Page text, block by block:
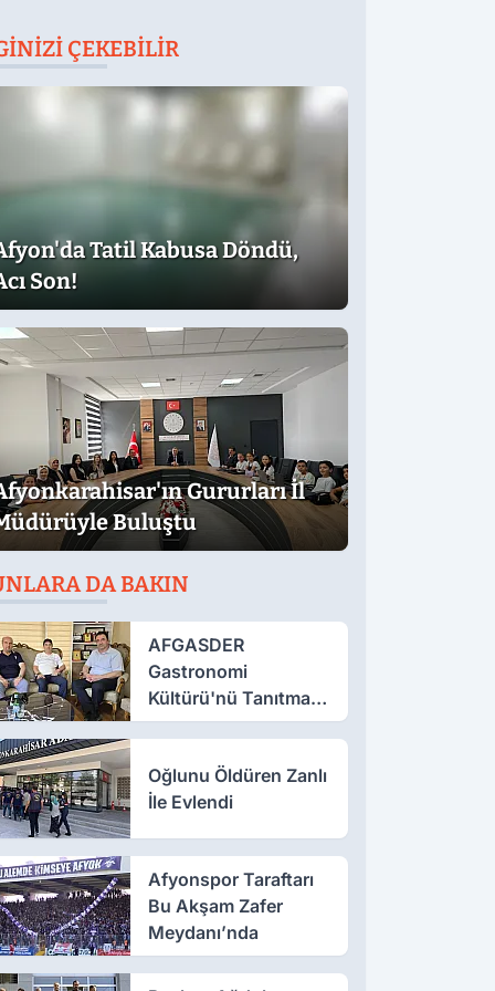
ÇEKEBILIR
Tatil Kabusa Döndü,
Son!
Gururları İl
Buluştu
DA BAKIN
AFGASDER
Gastronomi
Kültürü'nü Tanıtmak
İçin Çalışıyor
Oğlunu Öldüren Zanlı
İle Evlendi
Afyonspor Taraftarı
Bu Akşam Zafer
Meydanı’nda